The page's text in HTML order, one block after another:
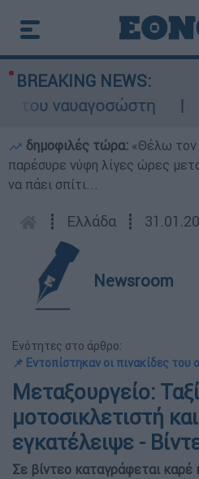
BREAKING NEWS:
ναυαγοσώστη
δημοφιλές τώρα: «Θέλω τον
παρέσυρε νύφη λίγες ώρες
να πάει σπίτι...
┋ Ελλάδα ┋
Newsroom
Ενότητες στο άρθρο:
📌 Εντοπίστηκαν οι πινακίδες του
Μεταξουργείο:
μοτοσικλετιστή
εγκατέλειψε -
Σε βίντεο καταγράφεται καρέ